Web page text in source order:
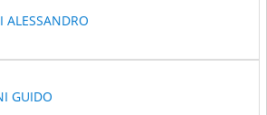
ALESSANDRO
GUIDO